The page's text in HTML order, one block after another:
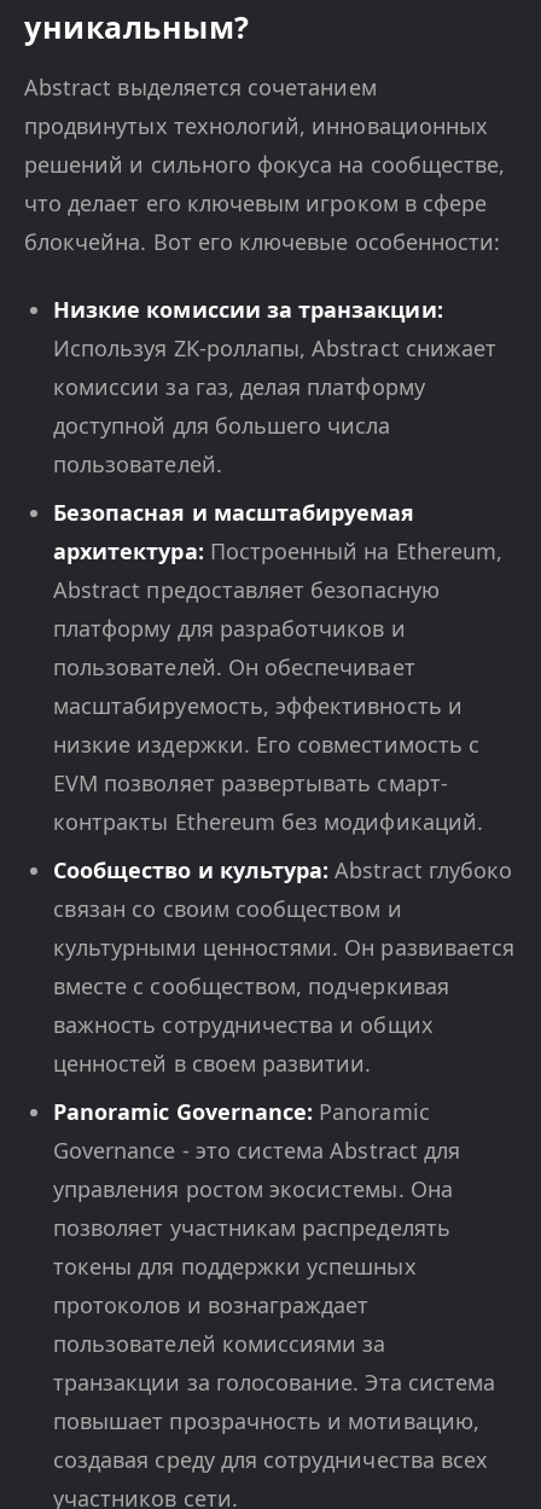
уникальным?
Abstract выделяется сочетанием
продвинутых технологий, инновационных
решений и сильного фокуса на сообществе,
что делает его ключевым игроком в сфере
блокчейна. Вот его ключевые особенности:
Низкие комиссии за транзакции:
Используя ZK-роллапы, Abstract снижает
комиссии за газ, делая платформу
доступной для большего числа
пользователей.
Безопасная и масштабируемая
архитектура: Построенный на Ethereum,
Abstract предоставляет безопасную
платформу для разработчиков и
пользователей. Он обеспечивает
масштабируемость, эффективность и
низкие издержки. Его совместимость с
EVM позволяет развертывать смарт-
контракты Ethereum без модификаций.
Сообщество и культура: Abstract глубоко
связан со своим сообществом и
культурными ценностями. Он развивается
вместе с сообществом, подчеркивая
важность сотрудничества и общих
ценностей в своем развитии.
Panoramic Governance: Panoramic
Governance - это система Abstract для
управления ростом экосистемы. Она
позволяет участникам распределять
токены для поддержки успешных
протоколов и вознаграждает
пользователей комиссиями за
транзакции за голосование. Эта система
повышает прозрачность и мотивацию,
создавая среду для сотрудничества всех
участников сети.